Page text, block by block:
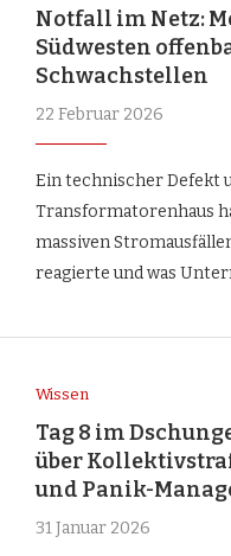
Notfall im Netz:
Südwesten
Schwachstellen
22 Februar 2026
Ein technischer Defekt
Transformatorenhaus
massiven
reagierte und was
Wissen
Tag 8 im
über
und Panik-
31 Januar 2026